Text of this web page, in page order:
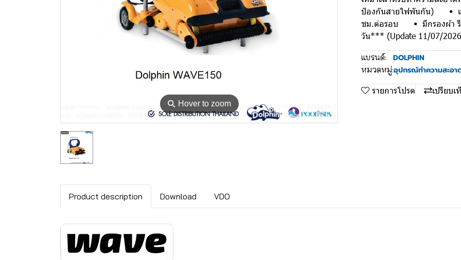
⚲ Hover to zoom
ป้องกันสายไฟพันกัน) • แ
ชม.ต่อรอบ • มีกรองผ้า รี
วัน*** (Update 11/07/
แบรนด์: DOLPHIN
หมวดหมู่:อุปกรณ์ทำความสะอา
รายการโปรด
เปรียบเ
Product description Download VDO